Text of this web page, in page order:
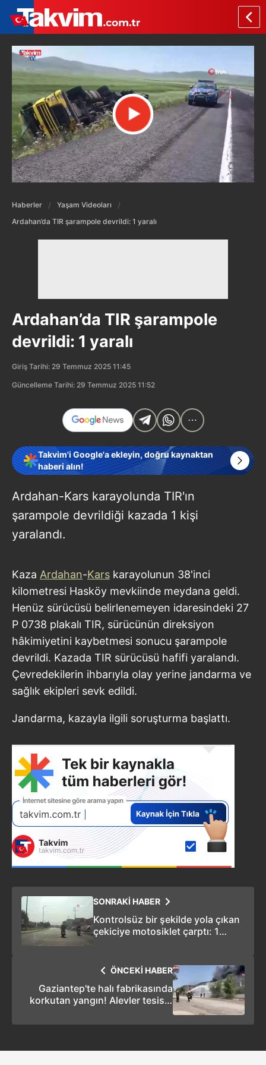
Haberler
Yaşam Videoları
Ardahan’da TIR şarampole devrildi: 1 yaralı
Ardahan’da TIR şarampole
devrildi: 1 yaralı
Giriş Tarihi: 29 Temmuz 2025 11:45
Güncelleme Tarihi: 29 Temmuz 2025 11:52
Takvim'i Google'a ekleyin, doğru kaynaktan
haberi alın!
Ardahan-Kars karayolunda TIR'ın
şarampole devrildiği kazada 1 kişi
yaralandı.
Kaza Ardahan-Kars karayolunun 38'inci
kilometresi Hasköy mevkiinde meydana geldi.
Henüz sürücüsü belirlenemeyen idaresindeki 27
P 0738 plakalı TIR, sürücünün direksiyon
hâkimiyetini kaybetmesi sonucu şarampole
devrildi. Kazada TIR sürücüsü hafifi yaralandı.
Çevredekilerin ihbarıyla olay yerine jandarma ve
sağlık ekipleri sevk edildi.
Jandarma, kazayla ilgili soruşturma başlattı.
SONRAKİ HABER
Kontrolsüz bir şekilde yola çıkan
çekiciye motosiklet çarptı: 1
ÖNCEKİ HABER
Gaziantep'te halı fabrikasında
korkutan yangın! Alevler tesisin